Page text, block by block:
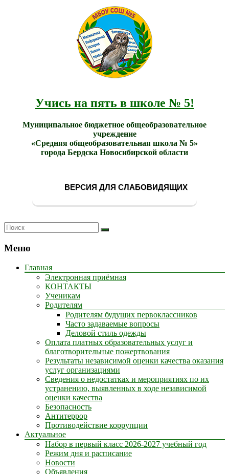
№ 5!Учись на пять в школе № 5!
Муниципальное бюджетное общеобразовательное
учреждение
«Средняя общеобразовательная школа № 5»
города Бердска Новосибирской области
ВЕРСИЯ ДЛЯ СЛАБОВИДЯЩИХ
Меню
Главная
Электронная приёмная
КОНТАКТЫ
Ученикам
Родителям
Родителям будущих первоклассников
Часто задаваемые вопросы
Деловой стиль одежды
Оплата платных образовательных услуг и
благотворительные пожертвования
Результаты независимой оценки качества оказания
услуг организациями
Сведения о недостатках и мероприятиях по их
устранению, выявленных в ходе независимой
оценки качества
Безопасность
Антитеррор
Противодействие коррупции
Актуальное
Набор в первый класс 2026-2027 учебный год
Режим дня и расписание
Новости
Объявления